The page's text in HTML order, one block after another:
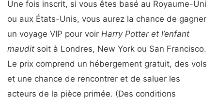
Une fois inscrit, si vous êtes basé au Royaume-Uni
ou aux États-Unis, vous aurez la chance de gagner
un voyage VIP pour voir Harry Potter et l’enfant
maudit soit à Londres, New York ou San Francisco.
Le prix comprend un hébergement gratuit, des vols
et une chance de rencontrer et de saluer les
acteurs de la pièce primée. (Des conditions